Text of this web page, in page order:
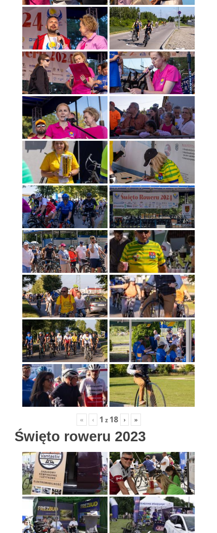
« ‹ 1 z 18 › »
Święto roweru 2023